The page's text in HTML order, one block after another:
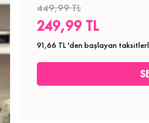
449,99 TL
249,99 TL
91,66 TL'den başlayan